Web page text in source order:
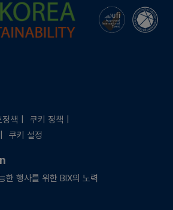
책
쿠키 정책
쿠키 설정
한 행사를 위한 BIX의 노력